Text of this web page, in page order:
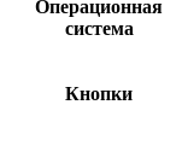
Операционная
система
Кнопки